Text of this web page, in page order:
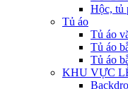
Hộc, tủ
Tủ áo
Tủ áo
Tủ áo
Tủ áo
KHU VỰC